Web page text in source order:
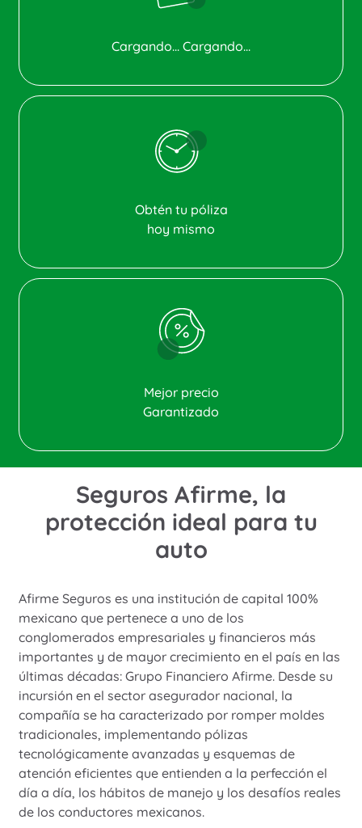
Cargando... Cargando...
Obtén tu póliza
hoy mismo
Mejor precio
Garantizado
Seguros Afirme, la
protección ideal para tu
auto
Afirme Seguros es una institución de capital 100%
mexicano que pertenece a uno de los
conglomerados empresariales y financieros más
importantes y de mayor crecimiento en el país en las
últimas décadas: Grupo Financiero Afirme. Desde su
incursión en el sector asegurador nacional, la
compañía se ha caracterizado por romper moldes
tradicionales, implementando pólizas
tecnológicamente avanzadas y esquemas de
atención eficientes que entienden a la perfección el
día a día, los hábitos de manejo y los desafíos reales
de los conductores mexicanos.